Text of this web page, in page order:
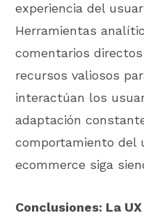
experiencia del
Herramientas
comentarios
recursos valiosos
interactúan los
adaptación
comportamiento del
ecommerce siga
Conclusiones: La